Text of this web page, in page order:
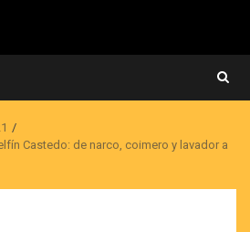
Castedo: de narco, coimero y lavador a